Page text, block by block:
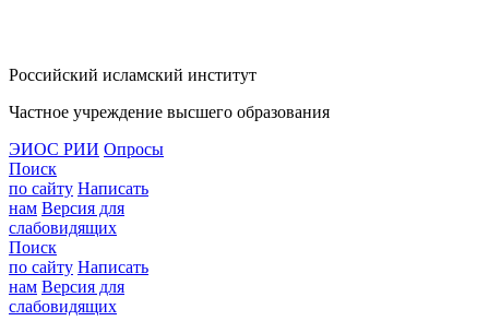
Российский исламский институт
Частное учреждение высшего образования
ЭИОС РИИ Опросы
Поиск
по сайту Написать
нам Версия для
слабовидящих
Поиск
по сайту Написать
нам Версия для
слабовидящих